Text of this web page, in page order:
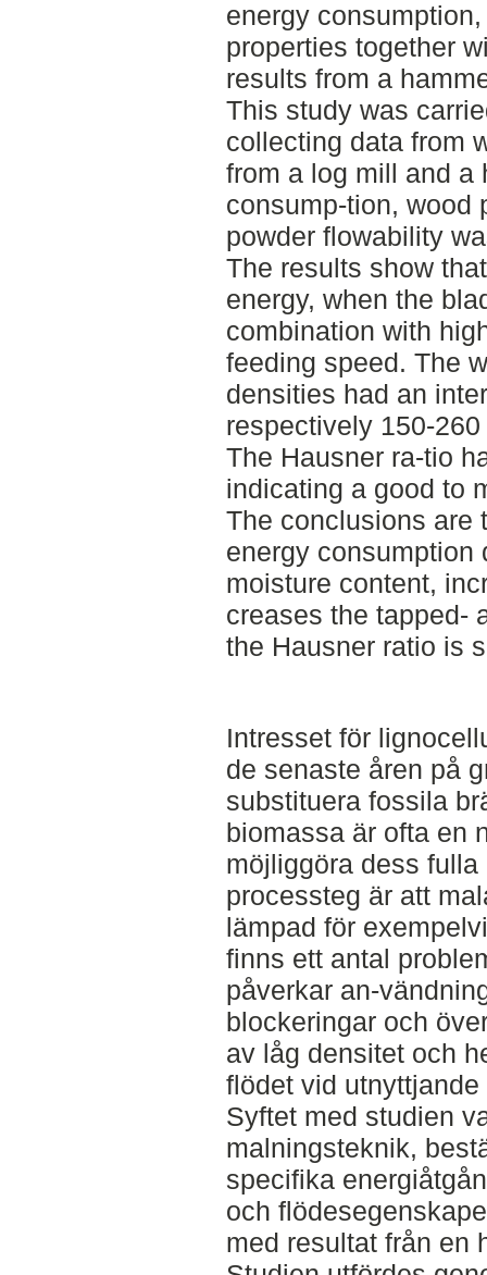
energy
properties together
results from a
This study was
collecting data from
from a log mill and a
consump-tion, wood
powder flowability
The results show
energy, when the
combination with
feeding speed. The
densities had an
respectively 150-
The Hausner ra-tio
indicating a good to
The conclusions are
energy consumption
moisture content,
creases the tapped-
the Hausner ratio is
Intresset för
de senaste åren på
substituera fossila
biomassa är ofta en
möjliggöra dess
processteg är att
lämpad för
finns ett antal
påverkar an-
blockeringar och
av låg densitet och
flödet vid
Syftet med studien
malningsteknik,
specifika
och
med resultat från en